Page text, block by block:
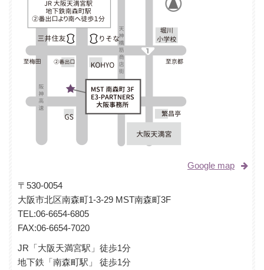
Google map
〒530-0054
大阪市北区南森町1-3-29 MST南森町3F
TEL:06-6654-6805
FAX:06-6654-7020
JR「大阪天満宮駅」徒歩1分
地下鉄「南森町駅」 徒歩1分